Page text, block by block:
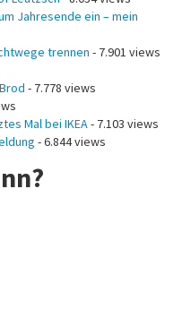
Jahresende ein – mein
trennen - 7.901 views
- 7.778 views
Mal bei IKEA - 7.103 views
- 6.844 views